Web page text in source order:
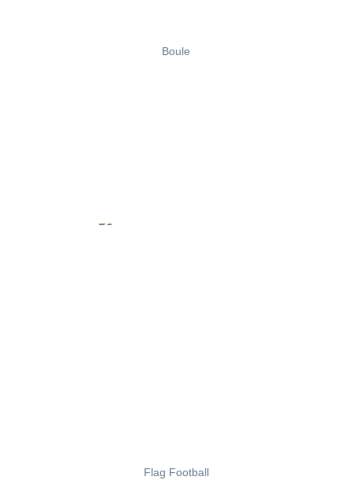
Boule
Flag Football